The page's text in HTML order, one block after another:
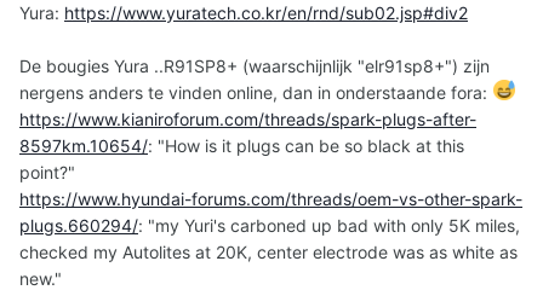
Yura: https://www.yuratech.co.kr/en/rnd/sub02.jsp#div2
De bougies Yura ..R91SP8+ (waarschijnlijk "elr91sp8+") zijn
nergens anders te vinden online, dan in onderstaande fora:
https://www.kianiroforum.com/threads/spark-plugs-after-
8597km.10654/: "How is it plugs can be so black at this
point?"
https://www.hyundai-forums.com/threads/oem-vs-other-spark-
plugs.660294/: "my Yuri's carboned up bad with only 5K miles,
checked my Autolites at 20K, center electrode was as white as
new."